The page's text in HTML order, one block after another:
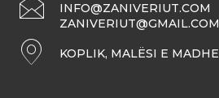
INFO@ZANIVERIUT.COM
ZANIVERIUT@GMAIL.COM
KOPLIK, MALËSI E MADHE